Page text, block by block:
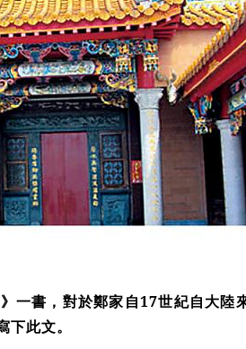
一書，對於鄭家自17世紀自大陸
此文。